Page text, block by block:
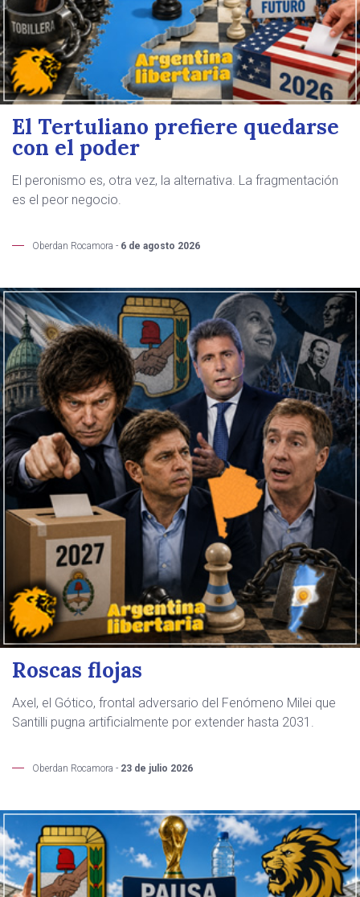
El Tertuliano prefiere quedarse
con el poder
El peronismo es, otra vez, la alternativa. La fragmentación
es el peor negocio.
Oberdan Rocamora - 6 de agosto 2026
Roscas flojas
Axel, el Gótico, frontal adversario del Fenómeno Milei que
Santilli pugna artificialmente por extender hasta 2031.
Oberdan Rocamora - 23 de julio 2026